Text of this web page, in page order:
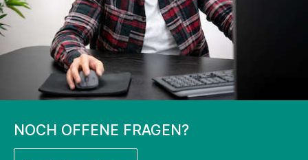
NOCH OFFENE FRAGEN?